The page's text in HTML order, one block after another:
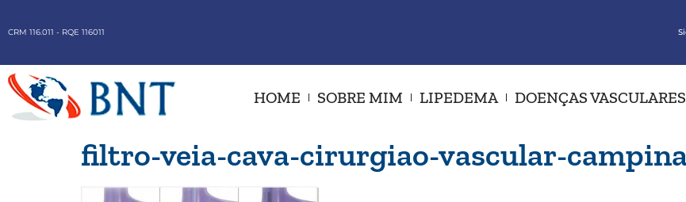
CRM 116.011 - RQE 116011
HOME SOBRE MIM LIPEDEMA DOENÇAS VASCULARES
filtro-veia-cava-cirurgiao-vascular-